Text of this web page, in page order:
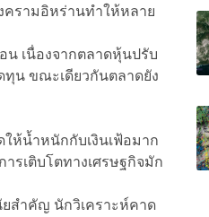
ครามอิหร่านทำให้หลาย
น เนื่องจากตลาดหุ้นปรับ
ทุน ขณะเดียวกันตลาดยัง
ให้น้ำหนักกับเงินเฟ้อมาก
รเติบโตทางเศรษฐกิจมัก
สำคัญ นักวิเคราะห์คาด